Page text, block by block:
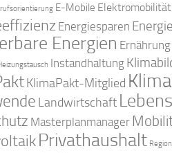
E-Mobile Elektromobilität
Energiesparen
Energien Ernährung
Instandhaltung
KlimaPakt-Mitglied
Landwirtschaft
Masterplanmanager
Privathaushalt